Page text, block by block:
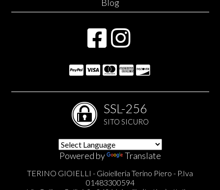
Blog
SSL-256
SITO SICURO
Powered by Translate
TERINO GIOIELLI - Gioielleria Terino Piero - P.Iva
01483300594